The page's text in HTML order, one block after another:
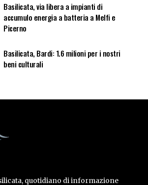
Basilicata, via libera a impianti di
accumulo energia a batteria a Melfi e
Picerno
Basilicata, Bardi: 1.6 milioni per i nostri
beni culturali
quotidiano di informazione